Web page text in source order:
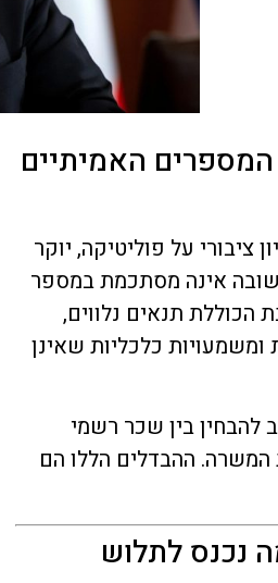
האמיתיים
על פוליטיקה, יוקר
אינה מסתכמת במספר
תנאים נלווים,
כלכליות שאינן
להבחין בין שכר רשמי
המשרה. ההבדלים הללו הם
לתלוש